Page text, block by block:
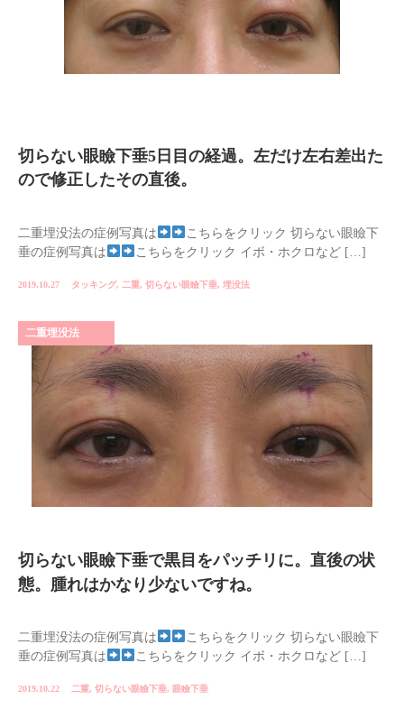
切らない眼瞼下垂5日目の経過。左だけ左右差出た
ので修正したその直後。
二重埋没法の症例写真は
こちらをクリック 切らない眼瞼下
垂の症例写真は
こちらをクリック イボ・ホクロなど […]
2019.10.27 タッキング, 二重, 切らない眼瞼下垂, 埋没法
二重埋没法
切らない眼瞼下垂で黒目をパッチリに。直後の状
態。腫れはかなり少ないですね。
二重埋没法の症例写真は
こちらをクリック 切らない眼瞼下
垂の症例写真は
こちらをクリック イボ・ホクロなど […]
2019.10.22 二重, 切らない眼瞼下垂, 眼瞼下垂